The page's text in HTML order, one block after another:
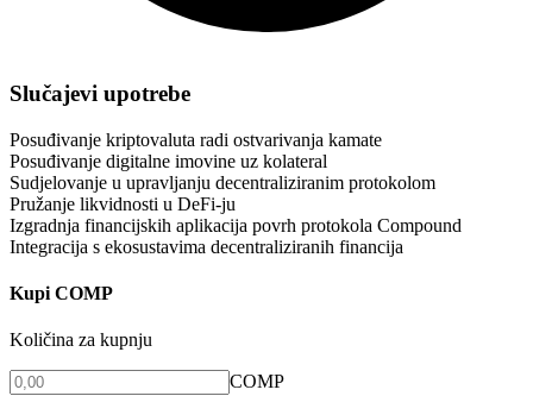
Slučajevi upotrebe
Posuđivanje kriptovaluta radi ostvarivanja kamate
Posuđivanje digitalne imovine uz kolateral
Sudjelovanje u upravljanju decentraliziranim protokolom
Pružanje likvidnosti u DeFi-ju
Izgradnja financijskih aplikacija povrh protokola Compound
Integracija s ekosustavima decentraliziranih financija
Kupi COMP
Količina za kupnju
COMP